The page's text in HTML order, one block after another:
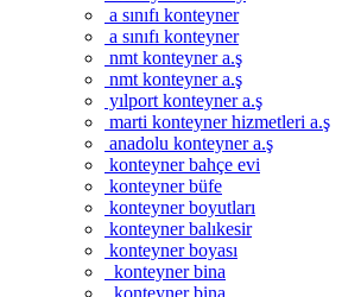
a sınıfı konteyner
a sınıfı konteyner
nmt konteyner a.ş
nmt konteyner a.ş
yılport konteyner a.ş
marti konteyner hizmetleri a.ş
anadolu konteyner a.ş
konteyner bahçe evi
konteyner büfe
konteyner boyutları
konteyner balıkesir
konteyner boyası
konteyner bina
konteyner bina